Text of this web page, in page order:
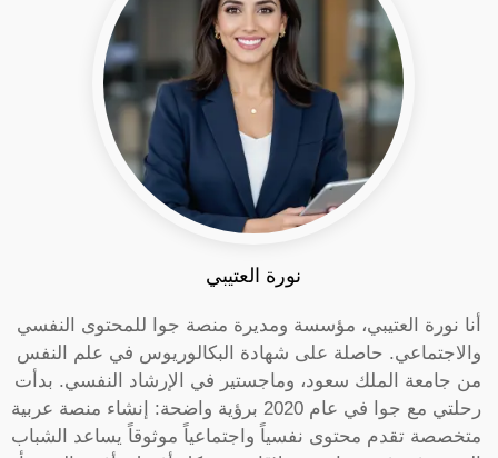
نورة العتيبي
أنا نورة العتيبي، مؤسسة ومديرة منصة جوا للمحتوى النفسي
والاجتماعي. حاصلة على شهادة البكالوريوس في علم النفس
من جامعة الملك سعود، وماجستير في الإرشاد النفسي. بدأت
رحلتي مع جوا في عام 2020 برؤية واضحة: إنشاء منصة عربية
متخصصة تقدم محتوى نفسياً واجتماعياً موثوقاً يساعد الشباب